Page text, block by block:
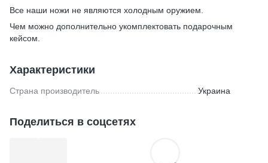
Все наши ножи не являются холодным оружием.
Чем можно дополнительно укомплектовать подарочным
кейсом.
Характеристики
Страна производитель Украина
Поделиться в соцсетях